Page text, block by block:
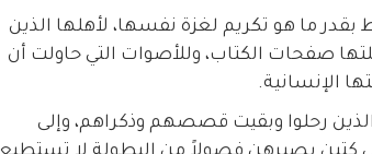
ما هو تكريم لغزة نفسها، لأهلها الذين
صفحات الكتاب، وللأصوات التي حاولت أن
الإنسانية.
الذين رحلوا وبقيت قصصهم وذكراهم، وإلى